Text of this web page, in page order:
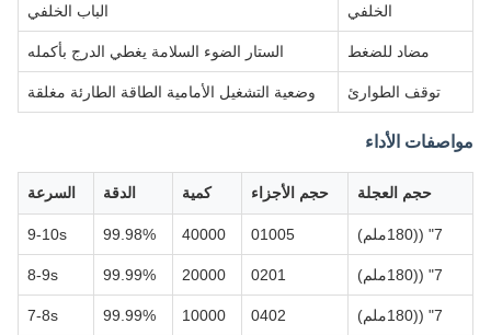
الخلفي
الباب الخلفي
مضاد للضغط الستار الضوء السلامة يغطي الدرج بأكمله
توقف الطوارئ وضعية التشغيل الأمامية الطاقة الطارئة مغلقة
مواصفات الأداء
حجم العجلة حجم الأجزاء كمية الدقة السرعة
7" ((180ملم) 01005
40000
99.98%
9-10s
7" ((180ملم) 0201
20000
99.99%
8-9s
7" ((180ملم) 0402
10000
99.99%
7-8s